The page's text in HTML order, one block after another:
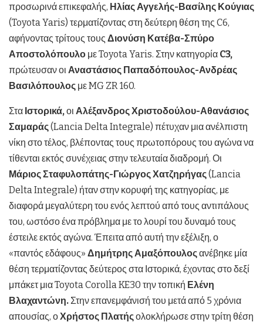
προσωρινά επικεφαλής, Ηλίας Αγγελής-Βασίλης Κούγιας
(Toyota Yaris) τερματίζοντας στη δεύτερη θέση της C6,
αφήνοντας τρίτους τους Διονύση Κατέβα-Σπύρο
Αποστολόπουλο με Toyota Yaris. Στην κατηγορία C3,
πρώτευσαν οι Αναστάσιος Παπαδόπουλος-Ανδρέας
Βασιλόπουλος με MG ZR 160.
Στα Ιστορικά,οι Αλέξανδρος Χριστοδούλου-Αθανάσιος
Σαμαράς(Lancia Delta Integrale) πέτυχαν μια ανέλπιστη
νίκη στο τέλος, βλέποντας τους πρωτοπόρους του αγώνα να
τίθενται εκτός συνέχειας στην τελευταία διαδρομή. Οι
Μάριος Σταφυλοπάτης-Γιώργος Χατζηρήγας(Lancia
Delta Integrale) ήταν στην κορυφή της κατηγορίας, με
διαφορά μεγαλύτερη του ενός λεπτού από τους αντιπάλους
του, ωστόσο ένα πρόβλημα με το λουρί του δυναμό τους
έστειλε εκτός αγώνα. Έπειτα από αυτή την εξέλιξη, ο
«παντός εδάφους» Δημήτρης Αμαξόπουλοςανέβηκε μία
θέση τερματίζοντας δεύτερος στα Ιστορικά, έχοντας στο δεξί
μπάκετ μια Toyota Corolla KE30 την τοπική Ελένη
Βλαχαντώνη.Στην επανεμφάνισή του μετά από 5 χρόνια
απουσίας, οΧρήστος Πλατήςολοκλήρωσε στην τρίτη θέση